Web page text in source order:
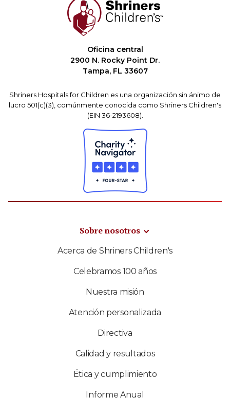
Oficina central
2900 N. Rocky Point Dr.
Tampa, FL 33607
Shriners Hospitals for Children es una organización sin ánimo de
lucro 501(c)(3), comúnmente conocida como Shriners Children's
(EIN 36-2193608).
Sobre nosotros
Acerca de Shriners Children's
Celebramos 100 años
Nuestra misión
Atención personalizada
Directiva
Calidad y resultados
Ética y cumplimiento
Informe Anual